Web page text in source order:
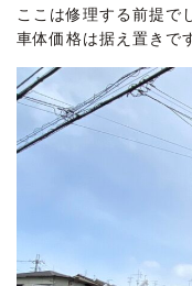
ここは修理する前提で
車体価格は据え置きで